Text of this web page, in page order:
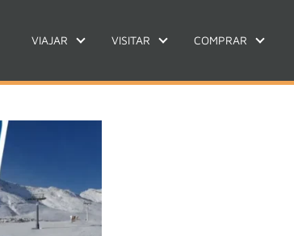
VIAJAR VISITAR COMPRAR